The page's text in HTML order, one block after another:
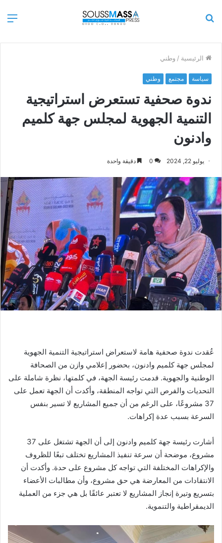
الرئيسية / وطني
سياسة مجتمع وطني
ندوة صحفية تستعرض استراتيجية
التنمية الجهوية لمجلس جهة كلميم
وادنون
يوليو 22, 2024 0 دقيقة واحدة
عُقدت ندوة صحفية هامة لاستعراض استراتيجية التنمية الجهوية
لمجلس جهة كلميم وادنون، بحضور إعلامي وازن من الصحافة
الوطنية والجهوية. قدمت رئيسة الجهة، في كلمتها، نظرة شاملة على
التحديات والفرص التي تواجه المنطقة، وأكدت أن الجهة تعمل على
37 مشروعًا، على الرغم من أن جميع المشاريع لا تسير بنفس
السرعة بسبب عدة إكراهات.
أشارت رئيسة جهة كلميم وادنون إلى أن الجهة تشتغل على 37
مشروع، موضحة أن سرعة تنفيذ المشاريع تختلف تبعًا للظروف
والإكراهات المختلفة التي تواجه كل مشروع على حدة. وأكدت أن
الانتقادات من المعارضة هي حق مشروع، وأن مطالبات الأعضاء
بتسريع وتيرة إنجاز المشاريع لا تعتبر عائقًا بل هي جزء من العملية
الديمقراطية والتنموية.